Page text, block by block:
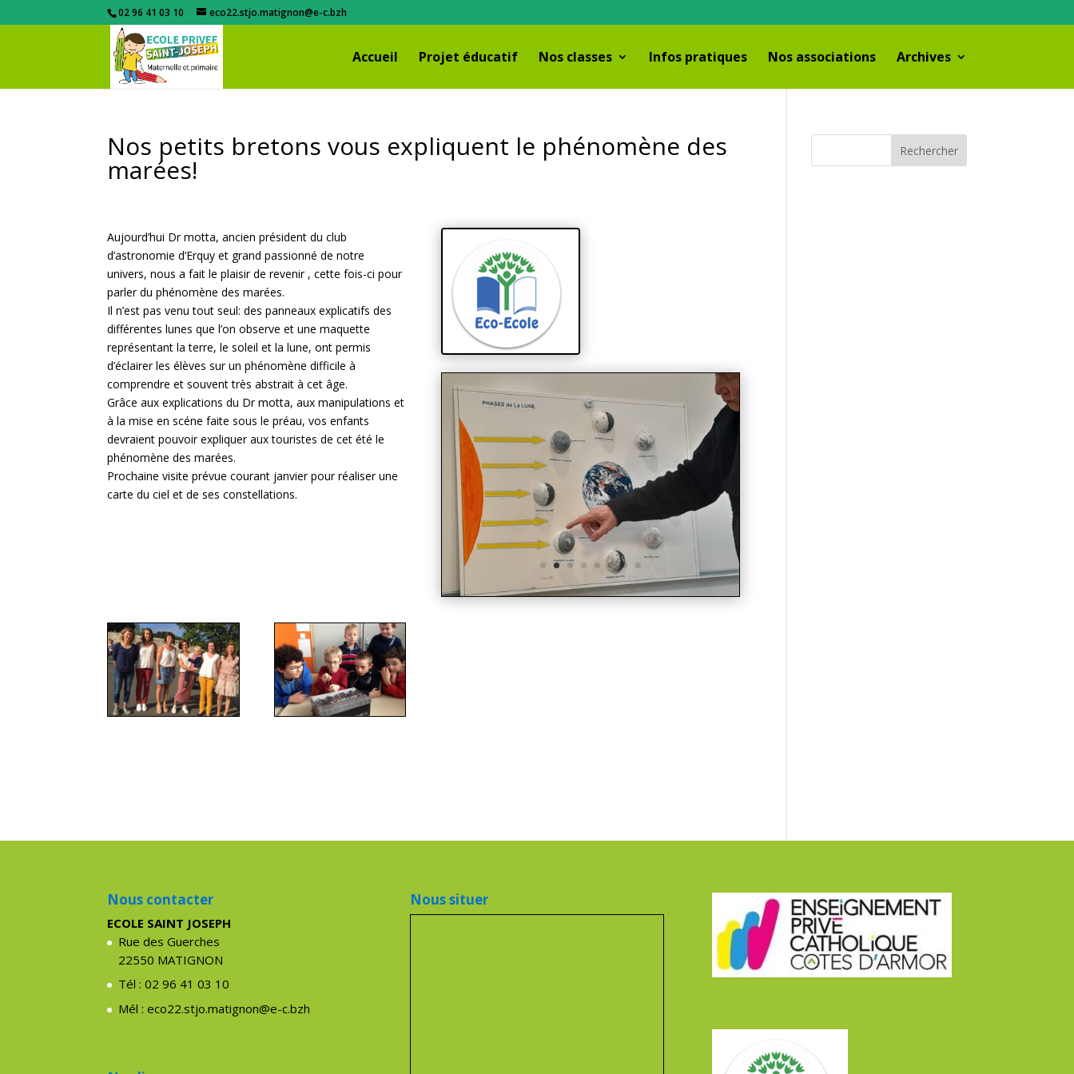
02 96 41 03 10 eco22.stjo.matignon@e-c.bzh
Accueil Projet éducatif Nos classes Infos pratiques Nos associations Archives
Nos petits bretons vous expliquent le phénomène des
marées!
Aujourd’hui Dr motta, ancien président du club
d’astronomie d’Erquy et grand passionné de notre
univers, nous a fait le plaisir de revenir , cette fois-ci pour
parler du phénomène des marées.
Il n’est pas venu tout seul: des panneaux explicatifs des
différentes lunes que l’on observe et une maquette
représentant la terre, le soleil et la lune, ont permis
d’éclairer les élèves sur un phénomène difficile à
comprendre et souvent très abstrait à cet âge.
Grâce aux explications du Dr motta, aux manipulations et
à la mise en scéne faite sous le préau, vos enfants
devraient pouvoir expliquer aux touristes de cet été le
phénomène des marées.
Prochaine visite prévue courant janvier pour réaliser une
carte du ciel et de ses constellations.
Nous contacter
ECOLE SAINT JOSEPH
Rue des Guerches
22550 MATIGNON
Tél : 02 96 41 03 10
Mél : eco22.stjo.matignon@e-c.bzh
Nous situer